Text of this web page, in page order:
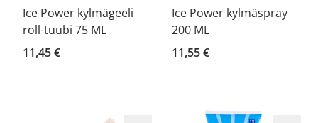
Ice Power kylmägeeli
roll-tuubi 75 ML
11,45 €
Ice Power kylmäspray
200 ML
11,55 €